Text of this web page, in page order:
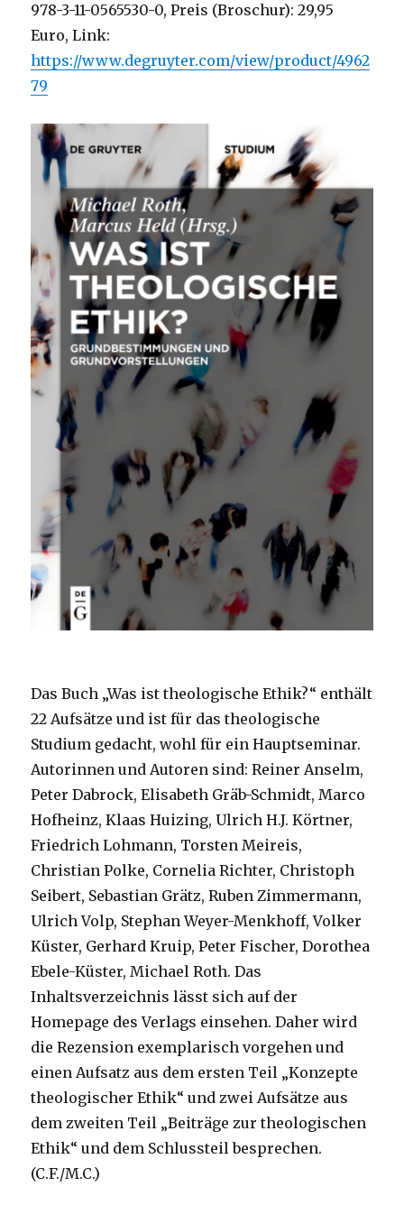
978-3-11-0565530-0, Preis (Broschur): 29,95
Euro, Link:
https://www.degruyter.com/view/product/4962
79
Das Buch „Was ist theologische Ethik?“ enthält
22 Aufsätze und ist für das theologische
Studium gedacht, wohl für ein Hauptseminar.
Autorinnen und Autoren sind: Reiner Anselm,
Peter Dabrock, Elisabeth Gräb-Schmidt, Marco
Hofheinz, Klaas Huizing, Ulrich H.J. Körtner,
Friedrich Lohmann, Torsten Meireis,
Christian Polke, Cornelia Richter, Christoph
Seibert, Sebastian Grätz, Ruben Zimmermann,
Ulrich Volp, Stephan Weyer-Menkhoff, Volker
Küster, Gerhard Kruip, Peter Fischer, Dorothea
Ebele-Küster, Michael Roth. Das
Inhaltsverzeichnis lässt sich auf der
Homepage des Verlags einsehen. Daher wird
die Rezension exemplarisch vorgehen und
einen Aufsatz aus dem ersten Teil „Konzepte
theologischer Ethik“ und zwei Aufsätze aus
dem zweiten Teil „Beiträge zur theologischen
Ethik“ und dem Schlussteil besprechen.
(C.F./M.C.)